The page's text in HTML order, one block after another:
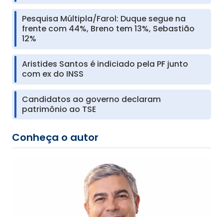
Pesquisa Múltipla/Farol: Duque segue na
frente com 44%, Breno tem 13%, Sebastião
12%
Aristides Santos é indiciado pela PF junto
com ex do INSS
Candidatos ao governo declaram
patrimônio ao TSE
Conheça o autor